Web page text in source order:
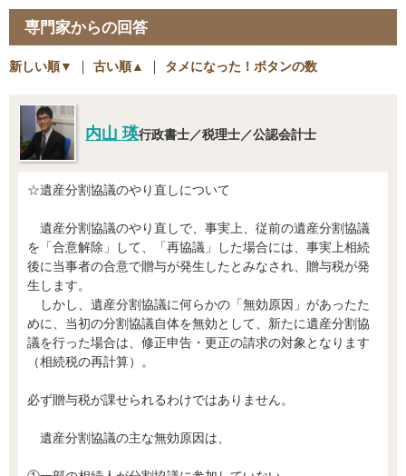
専門家からの回答
新しい順▼ ｜ 古い順▲ ｜ タメになった！ボタンの数
内山 瑛行政書士／税理士／公認会計士
☆遺産分割協議のやり直しについて
遺産分割協議のやり直しで、事実上、従前の遺産分割協議
を「合意解除」して、「再協議」した場合には、事実上相続
後に当事者の合意で贈与が発生したとみなされ、贈与税が発
生します。
しかし、遺産分割協議に何らかの「無効原因」があったた
めに、当初の分割協議自体を無効として、新たに遺産分割協
議を行った場合は、修正申告・更正の請求の対象となります
（相続税の再計算）。
必ず贈与税が課せられるわけではありません。
遺産分割協議の主な無効原因は、